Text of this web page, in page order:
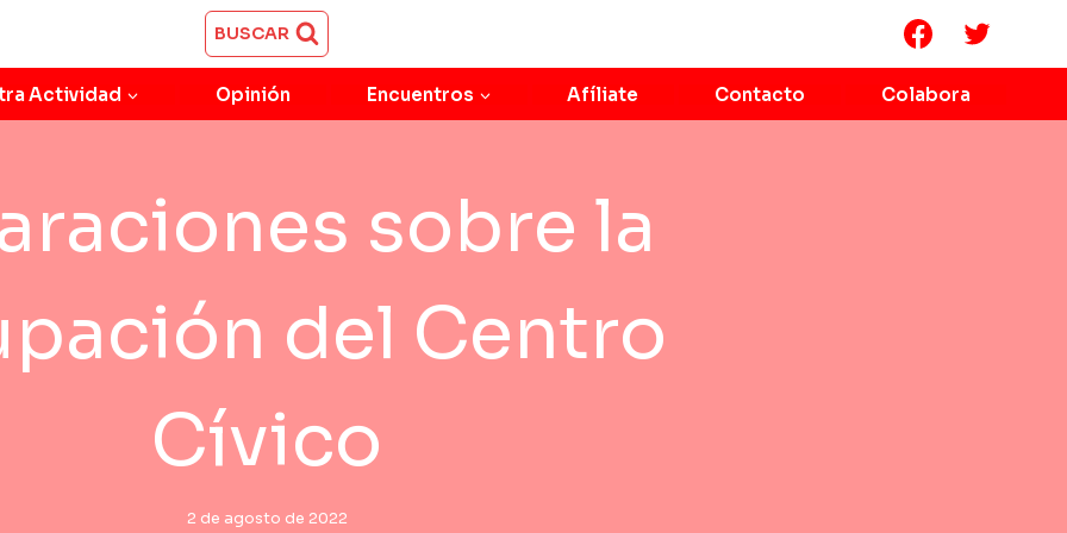
BUSCAR
Actividad Opinión Encuentros Afíliate Contacto Colabora
sobre la
del Centro
Cívico
2 de agosto de 2022